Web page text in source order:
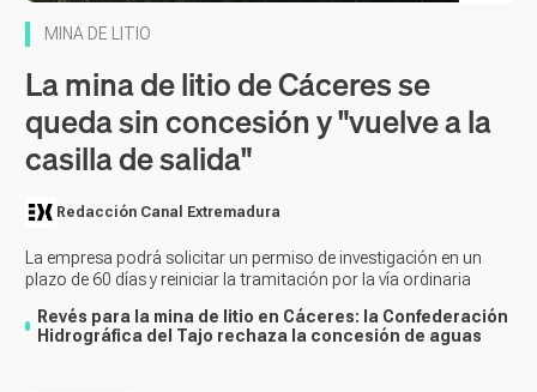
MINA DE LITIO
La mina de litio de Cáceres se
queda sin concesión y "vuelve a la
casilla de salida"
Redacción Canal Extremadura
La empresa podrá solicitar un permiso de investigación en un
plazo de 60 días y reiniciar la tramitación por la vía ordinaria
Revés para la mina de litio en Cáceres: la Confederación
Hidrográfica del Tajo rechaza la concesión de aguas